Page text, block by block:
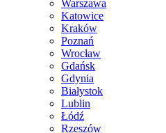
Warszawa
Katowice
Kraków
Poznań
Wrocław
Gdańsk
Gdynia
Białystok
Lublin
Łódź
Rzeszów